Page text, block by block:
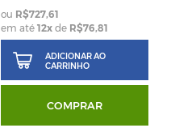
R$727,61
em até 12xde R$76,81
ADICIONAR AO
CARRINHO
COMPRAR